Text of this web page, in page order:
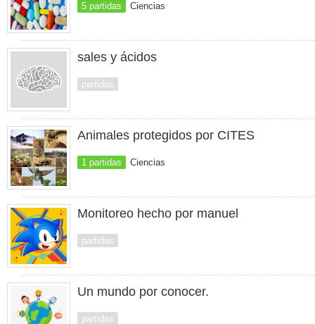
5 partidas Ciencias
sales y ácidos
partidas
Animales protegidos por CITES
1 partidas Ciencias
Monitoreo hecho por manuel
partidas
Un mundo por conocer.
partidas